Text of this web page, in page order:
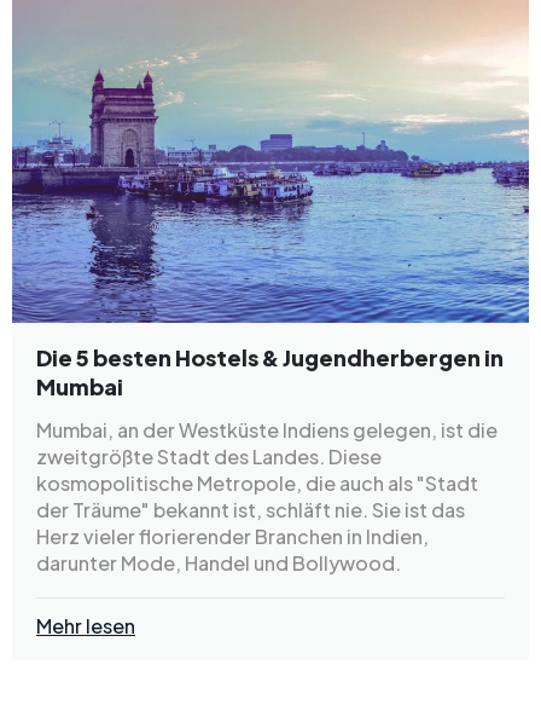
Die 5 besten Hostels & Jugendherbergen in
Mumbai
Mumbai, an der Westküste Indiens gelegen, ist die
zweitgrößte Stadt des Landes. Diese
kosmopolitische Metropole, die auch als "Stadt
der Träume" bekannt ist, schläft nie. Sie ist das
Herz vieler florierender Branchen in Indien,
darunter Mode, Handel und Bollywood.
Mehr lesen